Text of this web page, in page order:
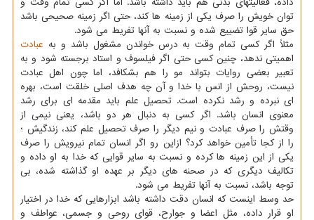
توان خویش را صرف یکی از زمینه ها کند، حتی اگر زمینه صحیحی باشد
حق سایر قوا تضییع شده و نسبت به آنها تفریط می شود.
مثلاً اگر کسی تمام وقت به درس خواندن مشغول باشد و به عبادت
اهمیتی ندهد، چنین کسی حتی اگر فیلسوف و استاد برجسته شود و به
تعبیر بعضی روایات بتواند مو را هم بشکافد، اما چون اهل عبادت
نیست، روحش از انس با خدا و آن چه هدف اصلی خلقت است، بهره
ای نبرده و رشد نکرده است. تحصیل علم باید مقدمه ای برای رشد
معنوی انسان باشد. اگر کسی به دنبال هر دو باشد، یعنی نیمی از
وقتش را صرف عبادت و نیم دیگر را صرف تحصیل علم کند، زندگیش ؛
را از کجا تأمین خواهد کرد؟ ازاین رو اگر انسان تمام نیرویش را صرف
یکی از این زمینه ها کرده و نسبت به سایر قوایی که خدا به او داده و
تکالیف دیگری که در صحنه های دیگر بر عهده او گذاشته شده، بی
توجه باشد، نسبت به آنها تفریط می شود.
حد وسط اینست که انسان دقت داشته باشد ابزارهایی که خدا در اختیار
او قرار داده، مثل اعضا و جوارح، قوای روحی و جسمی، عواطف و